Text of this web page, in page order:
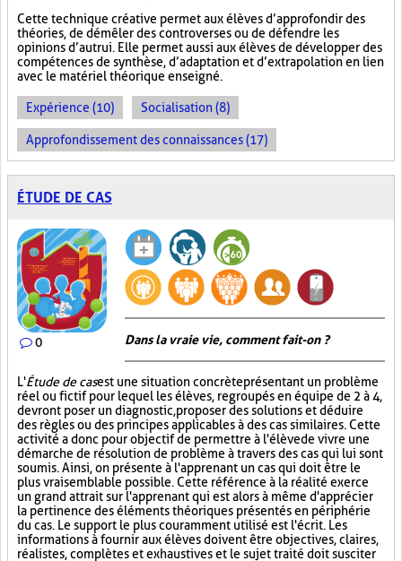
Cette technique créative permet aux élèves d’approfondir des
théories, de démêler des controverses ou de défendre les
opinions d’autrui. Elle permet aussi aux élèves de développer des
compétences de synthèse, d’adaptation et d’extrapolation en lien
avec le matériel théorique enseigné.
Expérience (10) Socialisation (8)
Approfondissement des connaissances (17)
ÉTUDE DE CAS
0 Dans la vraie vie, comment fait-on ?
L'Étude de casest une situation concrète présentant un problème
réel ou fictif pour lequel les élèves, regroupés en équipe de 2 à 4,
devront poser un diagnostic, proposer des solutions et déduire
des règles ou des principes applicables à des cas similaires. Cette
activité a donc pour objectif de permettre à l'élève de vivre une
démarche de résolution de problème à travers des cas qui lui sont
soumis. Ainsi, on présente à l'apprenant un cas qui doit être le
plus vraisemblable possible. Cette référence à la réalité exerce
un grand attrait sur l'apprenant qui est alors à même d'apprécier
la pertinence des éléments théoriques présentés en périphérie
du cas. Le support le plus couramment utilisé est l'écrit. Les
informations à fournir aux élèves doivent être objectives, claires,
réalistes, complètes et exhaustives et le sujet traité doit susciter